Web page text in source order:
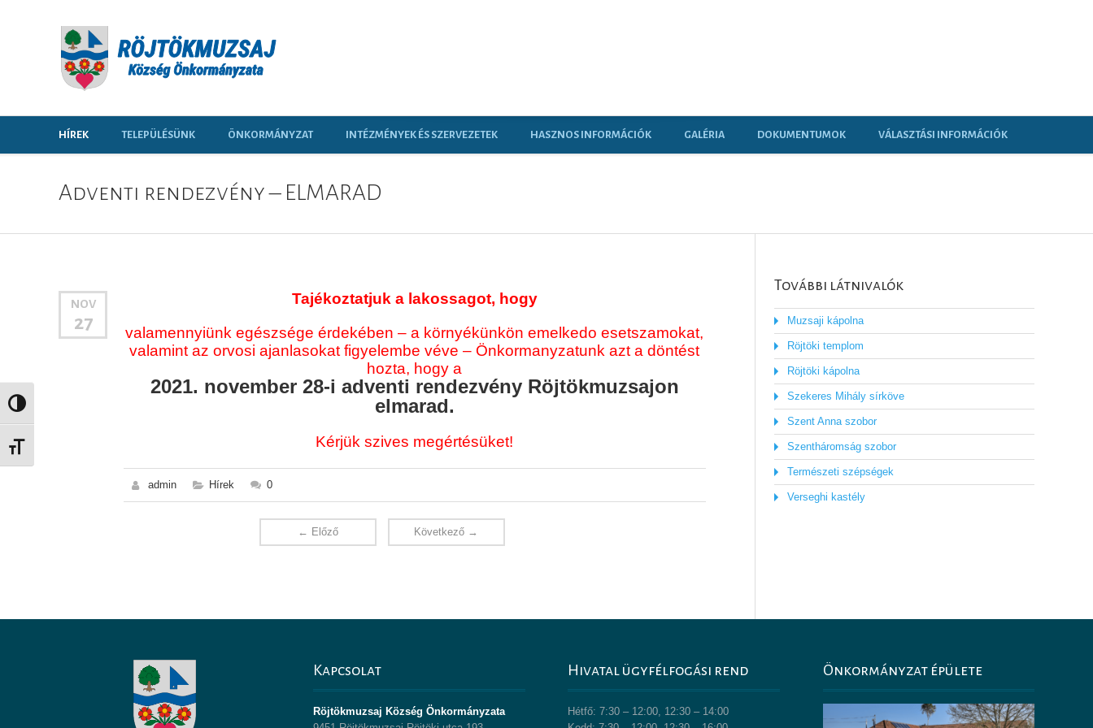
Nagy kontraszt váltása
Betűméret váltása
HÍREK TELEPÜLÉSÜNK ÖNKORMÁNYZAT INTÉZMÉNYEK ÉS SZERVEZETEK HASZNOS INFORMÁCIÓK GALÉRIA DOKUMENTUMOK VÁLASZTÁSI INFORMÁCIÓK
Adventi rendezvény – ELMARAD
NOV
27
Tajékoztatjuk a lakossagot, hogy
valamennyiünk egészsége érdekében – a környékünkön emelkedo esetszamokat,
valamint az orvosi ajanlasokat figyelembe véve – Önkormanyzatunk azt a döntést
hozta, hogy a
2021. november 28-i adventi rendezvény Röjtökmuzsajon
elmarad.
Kérjük szives megértésüket!
admin Hírek 0
← Előző Következő →
További látnivalók
Muzsaji kápolna
Röjtöki templom
Röjtöki kápolna
Szekeres Mihály sírköve
Szent Anna szobor
Szentháromság szobor
Természeti szépségek
Verseghi kastély
Kapcsolat
Röjtökmuzsaj Község Önkormányzata
Hivatal ügyfélfogási rend
Hétfő: 7:30 – 12:00, 12:30 – 14:00
Önkormányzat épülete